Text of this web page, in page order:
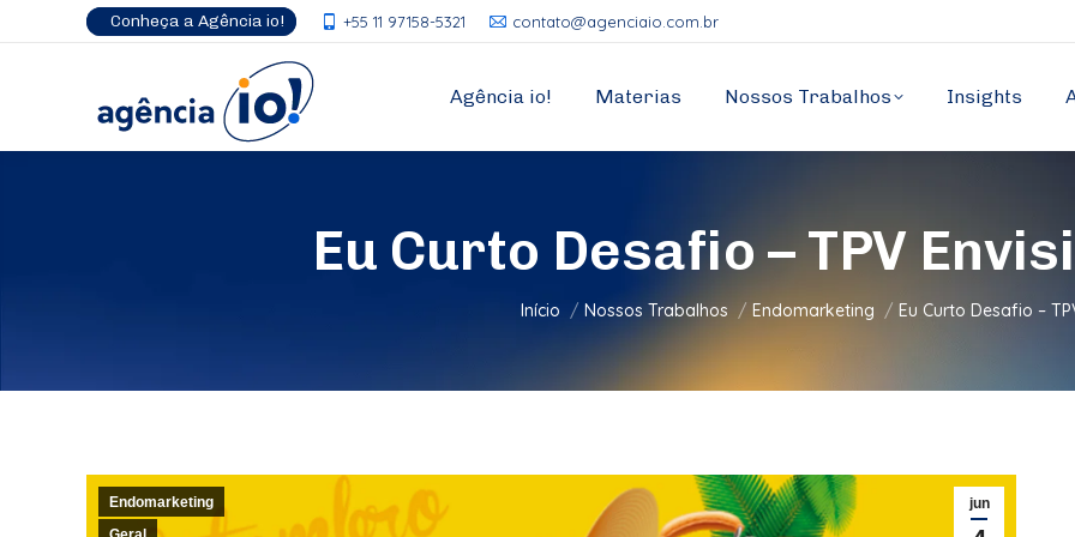
Conheça a Agência io! +55 11 97158-5321 contato@agenciaio.com.br
Agência io! Materias Nossos Trabalhos Insights
Eu Curto Desafio – TPV
Você está aqui:
Início Nossos Trabalhos Endomarketing Eu Curto Desafio –
jun
Endomarketing